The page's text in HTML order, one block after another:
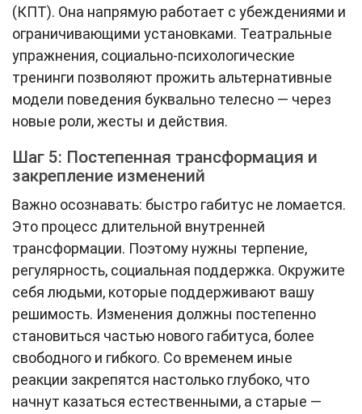
(КПТ). Она напрямую работает с убеждениями и
ограничивающими установками. Театральные
упражнения, социально-психологические
тренинги позволяют прожить альтернативные
модели поведения буквально телесно — через
новые роли, жесты и действия.
Шаг 5: Постепенная трансформация и
закрепление изменений
Важно осознавать: быстро габитус не ломается.
Это процесс длительной внутренней
трансформации. Поэтому нужны терпение,
регулярность, социальная поддержка. Окружите
себя людьми, которые поддерживают вашу
решимость. Изменения должны постепенно
становиться частью нового габитуса, более
свободного и гибкого. Со временем иные
реакции закрепятся настолько глубоко, что
начнут казаться естественными, а старые —